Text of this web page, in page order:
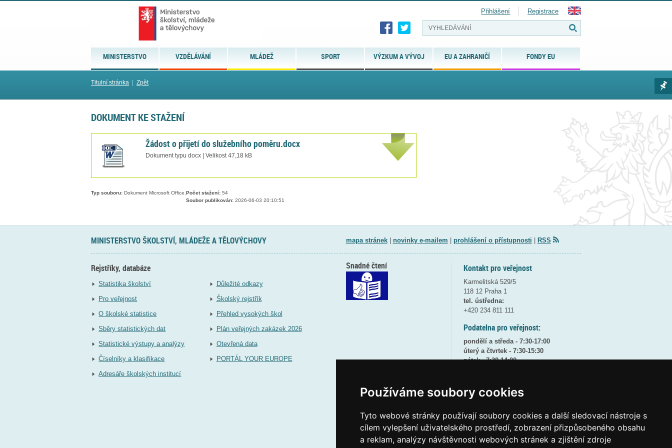
Používáme soubory cookies
Tyto webové stránky používají soubory cookies a další sledovací nástroje s
cílem vylepšení uživatelského prostředí, zobrazení přizpůsobeného obsahu
a reklam, analýzy návštěvnosti webových stránek a zjištění zdroje
MINISTERSTVO VZDĚLÁVÁNÍ MLÁDEŽ SPORT VÝZKUM A VÝVOJ EU A ZAHRANIČÍ FONDY EU
Přihlášení Registrace
Titulní stránka Zpět
DOKUMENT KE STAŽENÍ
Žádost o přijetí do služebního poměru.docx
Dokument typu docx | Velikost 47,18 kB
Typ souboru: Dokument Microsoft Office. Počet stažení: 54
Soubor publikován: 2026-06-03 20:10:51
MINISTERSTVO ŠKOLSTVÍ, MLÁDEŽE A TĚLOVÝCHOVY mapa stránek| novinky e-mailem prohlášení o přístupnosti RSS
Rejstříky, databáze
Statistika školství
Pro veřejnost
O školské statistice
Sběry statistických dat
Statistické výstupy a analýzy
Číselníky a klasifikace
Adresáře školských institucí
Důležité odkazy
Školský rejstřík
Přehled vysokých škol
Plán veřejných zakázek 2026
Otevřená data
PORTÁL YOUR EUROPE
Kontakt pro veřejnost
Karmelitská 529/5
118 12 Praha 1
tel. ústředna:
+420 234 811 111
Podatelna pro veřejnost:
pondělí a středa - 7:30-17:00
úterý a čtvrtek - 7:30-15:30
pátek - 7:30-14:00
(více informacíZDE)
posta@msmtgovcz
ID datové schránky: vidaawt
Snadné čtení